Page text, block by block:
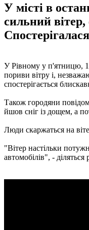
У місті в
сильний вітер,
У Рівному у п'ятницю,
пориви вітру і,
спостерігається
Також городяни
йшов сніг із дощем, а
Люди скаржаться на
"Вітер настільки
автомобілів", - діляться